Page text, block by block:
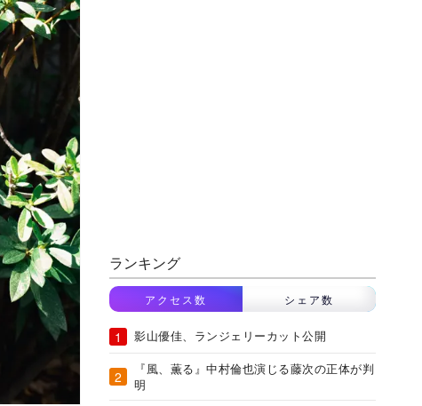
ランキング
アクセス数 シェア数
影山優佳、ランジェリーカット公開
『風、薫る』中村倫也演じる藤次の正体が判
明